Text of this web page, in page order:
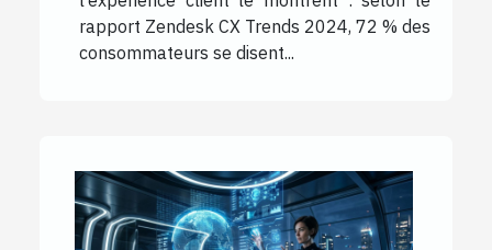
rapport Zendesk CX Trends 2024, 72 % des
consommateurs se disent...